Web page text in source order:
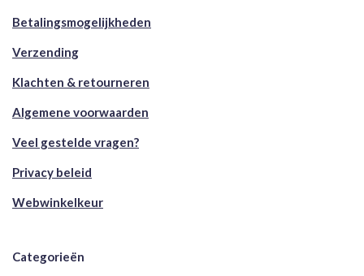
Betalingsmogelijkheden
Verzending
Klachten & retourneren
Algemene voorwaarden
Veel gestelde vragen?
Privacy beleid
Webwinkelkeur
Categorieën